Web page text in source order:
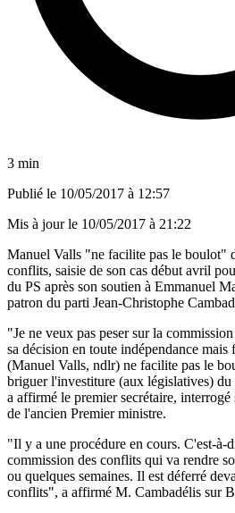
3 min
Publié le 10/05/2017 à 12:57
Mis à jour le 10/05/2017 à 21:22
Manuel Valls "ne facilite pas le boulot"
conflits, saisie de son cas début avril
du PS après son soutien à Emmanuel
patron du parti Jean-Christophe
"Je ne veux pas peser sur la
sa décision en toute indépendance mais
(Manuel Valls, ndlr) ne facilite pas le
briguer l'investiture (aux législatives)
a affirmé le premier secrétaire,
de l'ancien Premier ministre.
"Il y a une procédure en cours. C'est-à-
commission des conflits qui va rendre
ou quelques semaines. Il est déferré
conflits", a affirmé M. Cambadélis sur